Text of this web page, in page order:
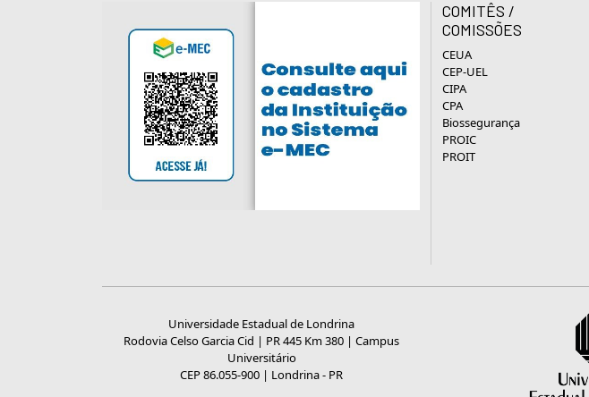
COMITÊS /
COMISSÕES
CEUA
CEP-UEL
CIPA
CPA
Biossegurança
PROIC
PROIT
Universidade Estadual de Londrina
Rodovia Celso Garcia Cid | PR 445 Km 380 | Campus
Universitário
CEP 86.055-900 | Londrina - PR